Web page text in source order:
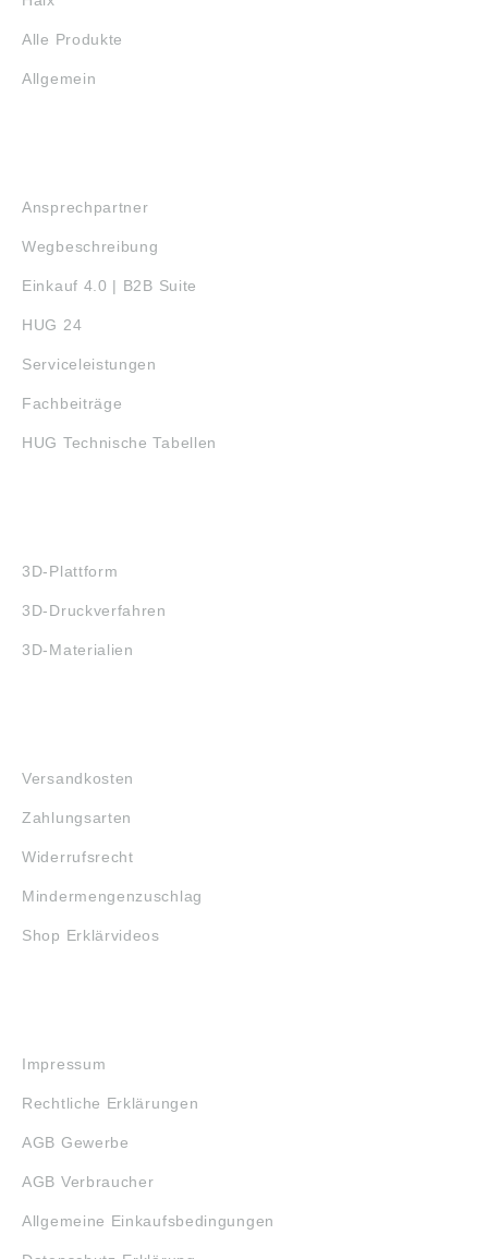
Alle Produkte
Allgemein
Ansprechpartner
Wegbeschreibung
Einkauf 4.0 | B2B Suite
HUG 24
Serviceleistungen
Fachbeiträge
HUG Technische Tabellen
3D-Plattform
3D-Druckverfahren
3D-Materialien
Versandkosten
Zahlungsarten
Widerrufsrecht
Mindermengenzuschlag
Shop Erklärvideos
Impressum
Rechtliche Erklärungen
AGB Gewerbe
AGB Verbraucher
Allgemeine Einkaufsbedingungen